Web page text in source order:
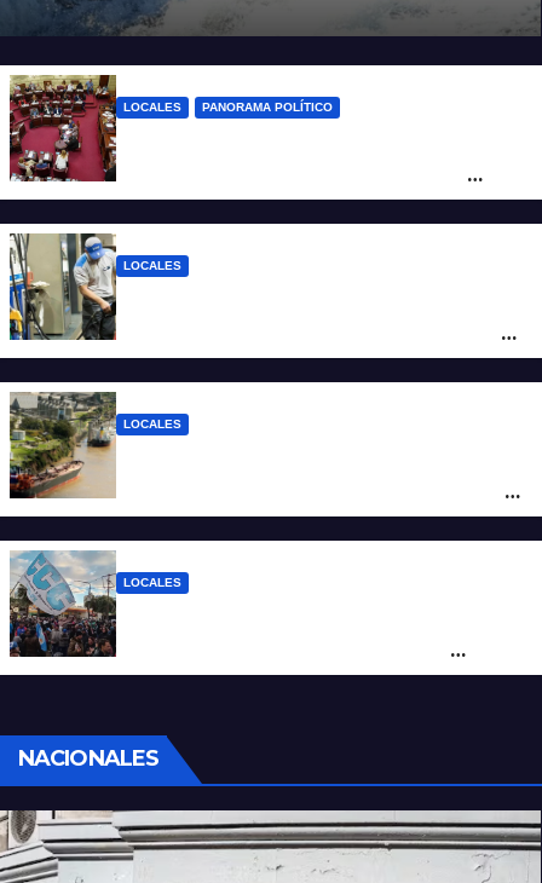
LOCALES PANORAMA POLÍTICO
Santa Fe
LOCALES
ciudad de Santa Fe: la nafta súper superó
los $2.100 y llenar el tanque cuesta más
LOCALES
posicionar los puertos del sur de Santa Fe
como salida para las exportaciones
LOCALES
sociales y sindicales
NACIONALES